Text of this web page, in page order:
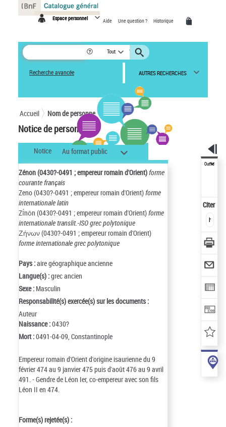
Espace personnel Aide Une question ? Historique
Tout
Recherche avancée AUTRES RECHERCHES
Accueil Nom de personne
Notice de personne
Notice Au format public
Zénon (0430?-0491 ; empereur romain d'Orient)forme
courante français
Zeno (0430?-0491 ; empereur romain d'Orient)forme
internationale latin
Zī́nōn (0430?-0491 ; empereur romain d'Orient)forme
internationale translit.-ISO grec polytonique
Ζήνων (0430?-0491 ; empereur romain d'Orient)
forme internationale grec polytonique
Pays :aire géographique ancienne
Langue(s) :grec ancien
Sexe : Masculin
Responsabilité(s) exercée(s) sur les documents :
Auteur
Naissance :0430?
Mort :0491-04-09, Constantinople
Empereur romain d'Orient d'origine isaurienne du 9
février 474 au 9 janvier 475 puis d'août 476 au 9 avril
491. - Gendre de Léon Ier, co-empereur avec son fils
Léon II en 474.
Forme(s) rejetée(s) :
Outils
Citer
Panneau de gestion des cookies